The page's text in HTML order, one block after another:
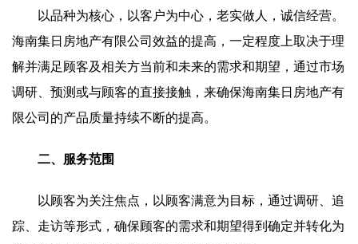
以品种为核心，以客户为中心，老实做人，诚信经营。
海南集日房地产有限公司效益的提高，一定程度上取决于理
解并满足顾客及相关方当前和未来的需求和期望，通过市场
调研、预测或与顾客的直接接触，来确保海南集日房地产有
限公司的产品质量持续不断的提高。
二、服务范围
以顾客为关注焦点，以顾客满意为目标，通过调研、追
踪、走访等形式，确保顾客的需求和期望得到确定并转化为